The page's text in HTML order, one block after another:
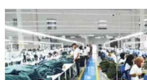
engellemeye yönelik uygulamalar